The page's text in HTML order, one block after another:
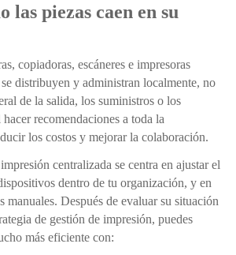
las piezas caen en su
copiadoras, escáneres e impresoras
distribuyen y administran localmente, no
de la salida, los suministros o los
recomendaciones a toda la
los costos y mejorar la colaboración.
centralizada se centra en ajustar el
dentro de tu organización, y en
manuales. Después de evaluar su situación
de gestión de impresión, puedes
más eficiente con: